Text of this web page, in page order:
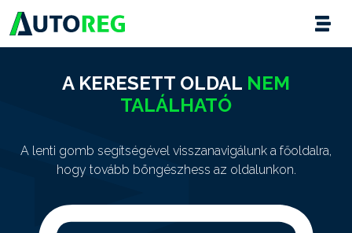
A KERESETT OLDAL NEM
TALÁLHATÓ
A lenti gomb segítségével visszanavigálunk a főoldalra,
hogy tovább böngészhess az oldalunkon.